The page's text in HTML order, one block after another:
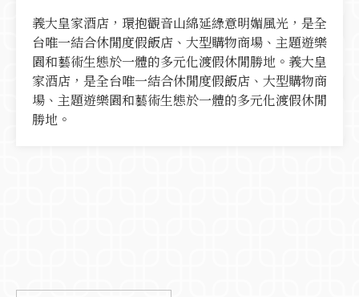
義大皇家酒店，環抱觀音山綿延綠意明媚風光，是全
台唯一結合休閒度假飯店、大型購物商場、主題遊樂
園和藝術生態於一體的多元化渡假休閒勝地。義大皇
家酒店，是全台唯一結合休閒度假飯店、大型購物商
場、主題遊樂園和藝術生態於一體的多元化渡假休閒
勝地。